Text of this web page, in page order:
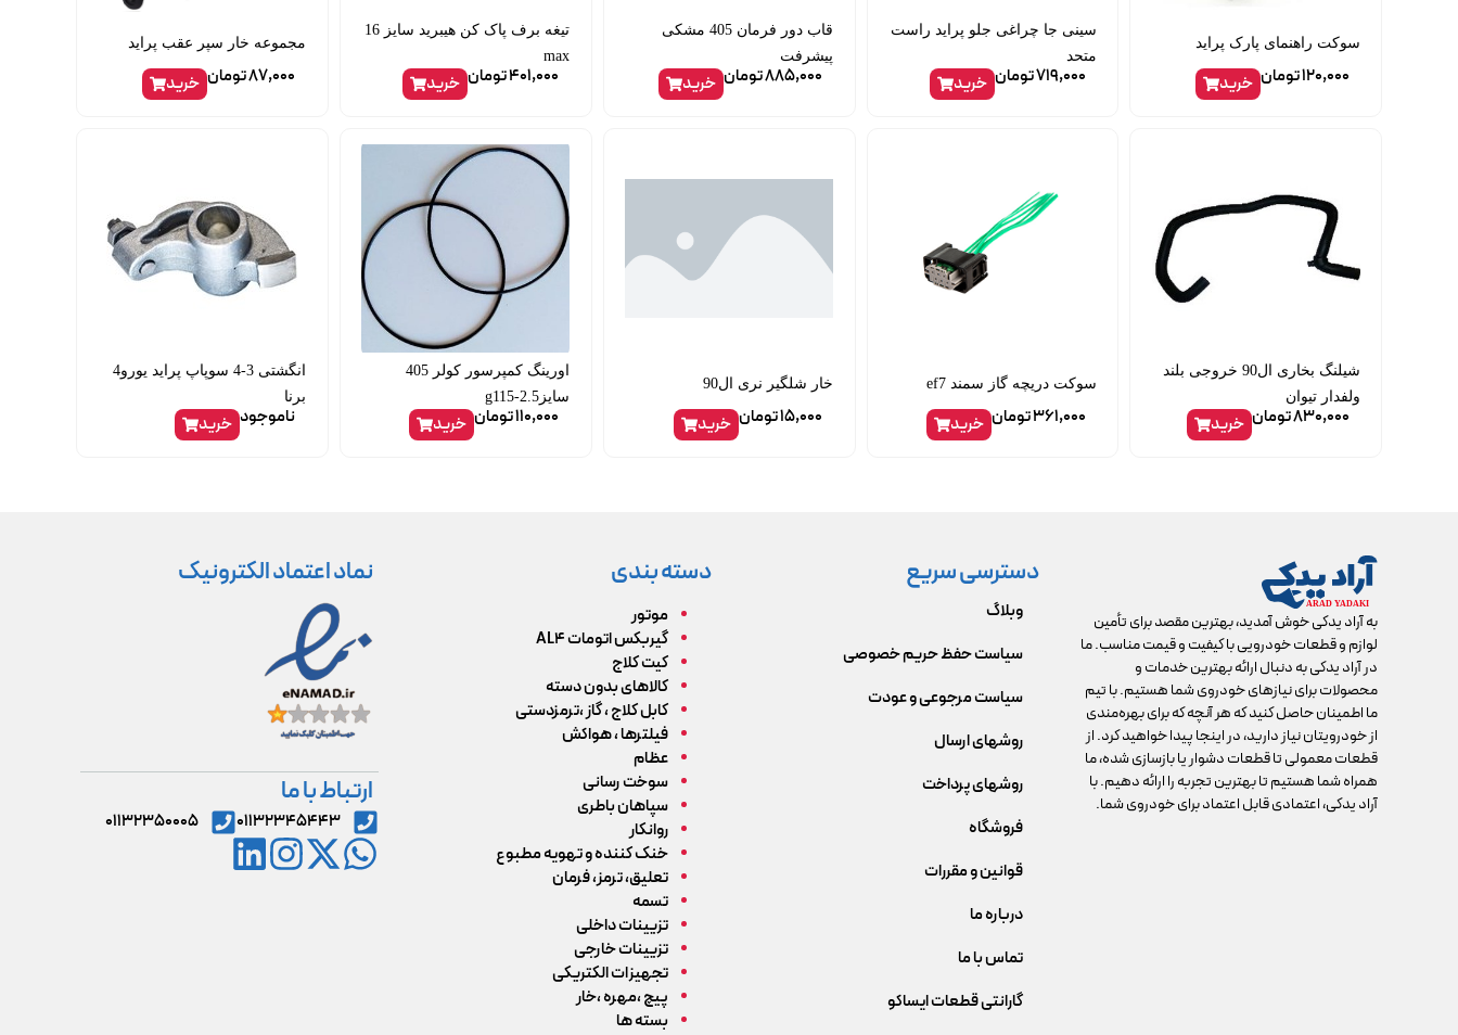
سوکت راهنمای پارک پراید
120,000تومان خرید
سینی جا چراغی جلو پراید راست
متحد
719,000تومان خرید
قاب دور فرمان 405 مشکی
پیشرفت
885,000تومان خرید
تیغه برف پاک کن هیبرید سایز 16
max
401,000تومان خرید
مجموعه خار سپر عقب پراید
87,000تومان خرید
شیلنگ بخاری ال90 خروجی بلند
ولفدار تیوان
830,000تومان خرید
سوکت دریچه گاز سمند ef7
361,000تومان خرید
خار شلگیر نری ال90
15,000تومان خرید
اورینگ کمپرسور کولر 405
سایزg115-2.5
110,000تومان خرید
انگشتی 3-4 سوپاپ پراید یورو4
برنا
ناموجود خرید
به آراد یدکی خوش آمدید، بهترین مقصد برای تأمین
لوازم و قطعات خودرویی با کیفیت و قیمت مناسب. ما
در آراد یدکی به دنبال ارائه بهترین خدمات و
محصولات برای نیازهای خودروی شما هستیم. با تیم
ما اطمینان حاصل کنید که هر آنچه که برای بهره‌مندی
از خودرویتان نیاز دارید، در اینجا پیدا خواهید کرد. از
قطعات معمولی تا قطعات دشوار یا بازسازی شده، ما
همراه شما هستیم تا بهترین تجربه را ارائه دهیم. با
آراد یدکی، اعتمادی قابل اعتماد برای خودروی شما.
دسترسی سریع
وبلاگ
سیاست حفظ حریم خصوصی
سیاست مرجوعی و عودت
روشهای ارسال
روشهای پرداخت
فروشگاه
قوانین و مقررات
درباره ما
تماس با ما
گارانتی قطعات ایساکو
دسته بندی
موتور
گیربکس اتومات AL4
کیت کلاج
کالاهای بدون دسته
کابل کلاج ، گاز ،ترمزدستی
فیلترها ، هواکش
عظام
سوخت رسانی
سپاهان باطری
روانکار
خنک کننده و تهویه مطبوع
تعلیق، ترمز، فرمان
تسمه
تزیینات داخلی
تزیینات خارجی
تجهیزات الکتریکی
پیچ ،مهره ،خار
بسته ها
نماد اعتماد الکترونیک
ارتباط با ما
۰۱۱۳۲۳۴۵۴۴۳ ۰۱۱۳۲۳۵۰۰۰۵